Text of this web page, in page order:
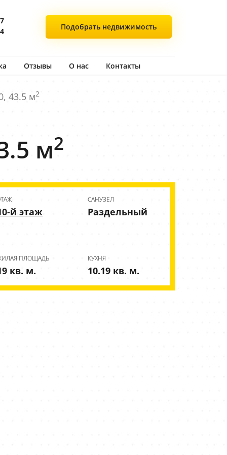
Подобрать недвижимость
Отзывы О нас Контакты
43.5 м2
м2
й этаж
CАНУЗЕЛ
Раздельный
ПЛОЩАДЬ
кв. м.
КУХНЯ
10.19 кв. м.